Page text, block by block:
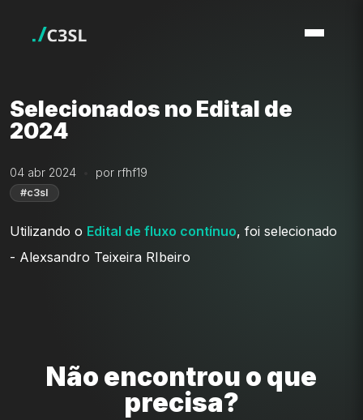
Selecionados no Edital de
2024
04 abr 2024 por rfhf19
#c3sl
Utilizando o Edital de fluxo contínuo, foi selecionado
- Alexsandro Teixeira RIbeiro
Não encontrou o que
precisa?